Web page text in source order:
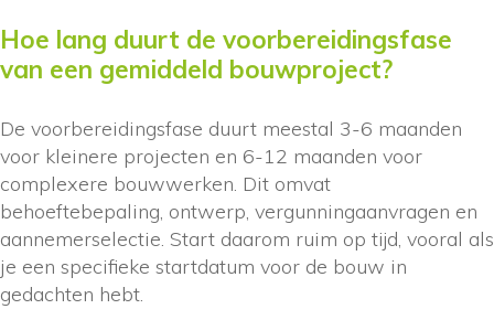
Hoe lang duurt de voorbereidingsfase
van een gemiddeld bouwproject?
De voorbereidingsfase duurt meestal 3-6 maanden
voor kleinere projecten en 6-12 maanden voor
complexere bouwwerken. Dit omvat
behoeftebepaling, ontwerp, vergunningaanvragen en
aannemerselectie. Start daarom ruim op tijd, vooral als
je een specifieke startdatum voor de bouw in
gedachten hebt.